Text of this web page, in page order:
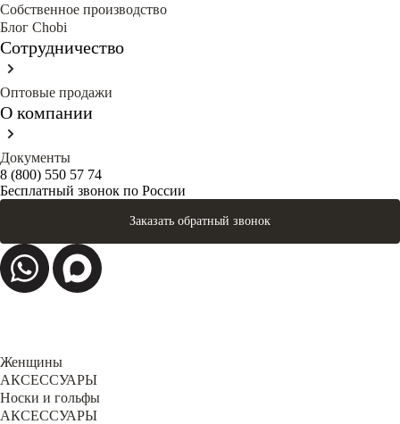
Собственное производство
Блог Сhobi
Сотрудничество
Оптовые продажи
О компании
Документы
8 (800) 550 57 74
Бесплатный звонок по России
Заказать обратный звонок
Женщины
АКСЕССУАРЫ
Носки и гольфы
АКСЕССУАРЫ